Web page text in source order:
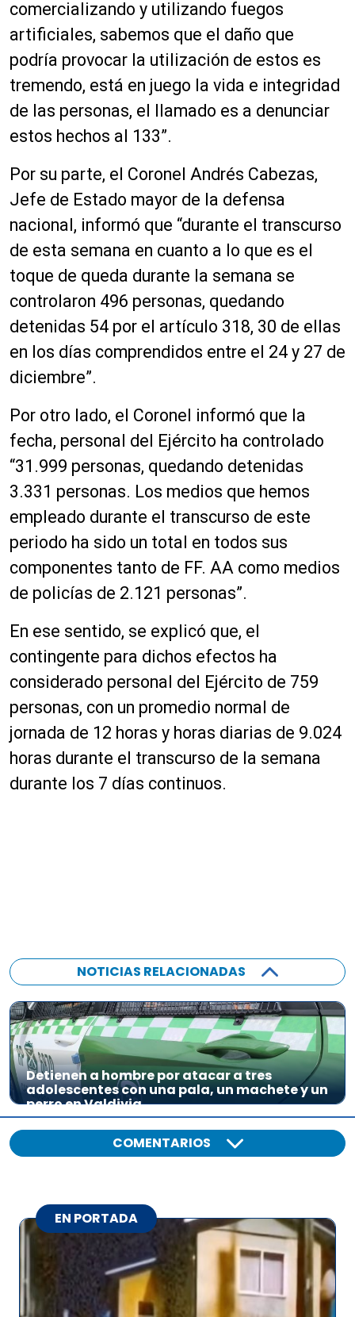
comercializando y utilizando fuegos
artificiales, sabemos que el daño que
podría provocar la utilización de estos es
tremendo, está en juego la vida e integridad
de las personas, el llamado es a denunciar
estos hechos al 133”.
Por su parte, el Coronel Andrés Cabezas,
Jefe de Estado mayor de la defensa
nacional, informó que “durante el transcurso
de esta semana en cuanto a lo que es el
toque de queda durante la semana se
controlaron 496 personas, quedando
detenidas 54 por el artículo 318, 30 de ellas
en los días comprendidos entre el 24 y 27 de
diciembre”.
Por otro lado, el Coronel informó que la
fecha, personal del Ejército ha controlado
“31.999 personas, quedando detenidas
3.331 personas. Los medios que hemos
empleado durante el transcurso de este
periodo ha sido un total en todos sus
componentes tanto de FF. AA como medios
de policías de 2.121 personas”.
En ese sentido, se explicó que, el
contingente para dichos efectos ha
considerado personal del Ejército de 759
personas, con un promedio normal de
jornada de 12 horas y horas diarias de 9.024
horas durante el transcurso de la semana
durante los 7 días continuos.
NOTICIAS RELACIONADAS
Detienen a hombre por atacar a tres
adolescentes con una pala, un machete y un
perro en Valdivia
COMENTARIOS
EN PORTADA